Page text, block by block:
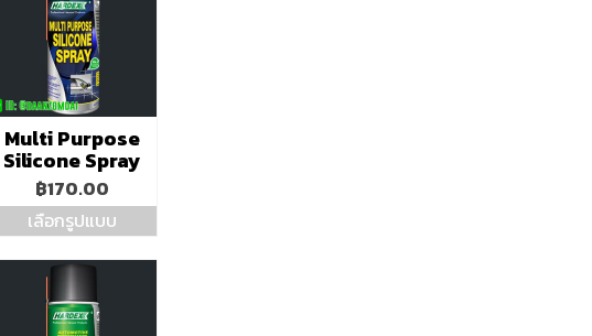
Multi Purpose
Silicone Spray
฿170.00
เลือกรูปแบบ
This
product
has
multiple
variants.